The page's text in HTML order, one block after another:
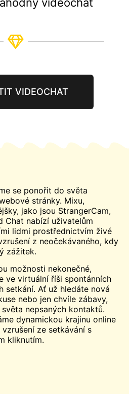
VIDEOCHAT
se ponořit do světa
stránky. Mixu,
jako jsou StrangerCam,
Chat nabízí uživatelům
lidmi prostřednictvím živé
z neočekávaného, kdy
zážitek.
možnosti nekonečné,
ve virtuální říši spontánních
setkání. Ať už hledáte nová
nebo jen chvíle zábavy,
nepsaných kontaktů.
dynamickou krajinu online
ze setkávání s
kliknutím.